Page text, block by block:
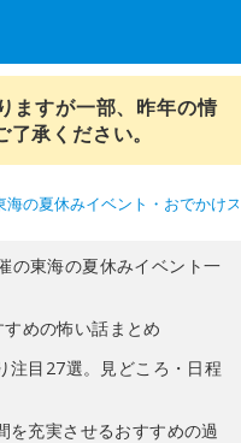
ますが一部、昨年の情
承ください。
海の夏休みイベント・おでかけ
の東海の夏休みイベント一
すめの怖い話まとめ
注目27選。見どころ・日程
を充実させるおすすめの過